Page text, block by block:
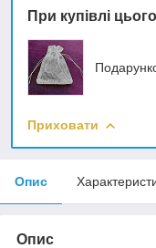
При купівлі
Приховати
Опис
Опис